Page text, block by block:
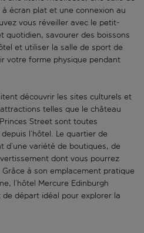
écran plat et une connexion au
vous réveiller avec le petit-
quotidien, savourer des boissons
et utiliser la salle de sport de
votre forme physique pendant
découvrir les sites culturels et
telles que le château
Street sont toutes
l’hôtel. Le quartier de
d’une variété de boutiques, de
dont vous pourrez
à son emplacement pratique
l’hôtel Mercure Edinburgh
départ idéal pour explorer la